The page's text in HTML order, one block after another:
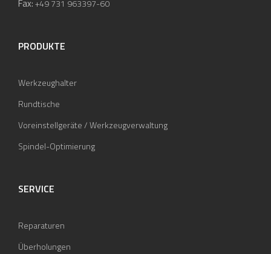
Fax:+49 731 963397-60
PRODUKTE
Werkzeughalter
Rundtische
Voreinstellgeräte / Werkzeugverwaltung
Spindel-Optimierung
SERVICE
Reparaturen
Überholungen